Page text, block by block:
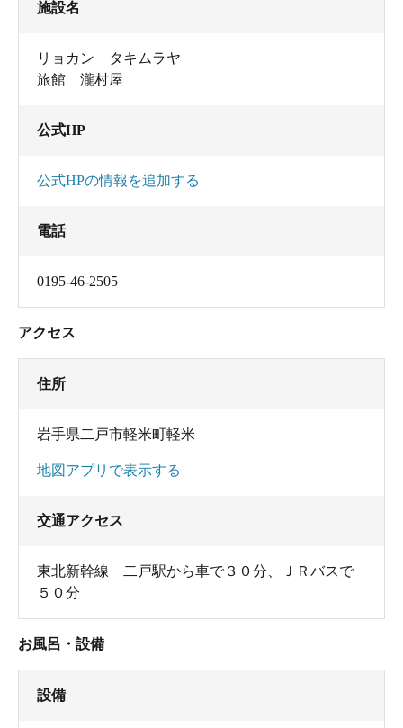
施設名
リョカン タキムラヤ
旅館 瀧村屋
公式HP
公式HPの情報を追加する
電話
0195-46-2505
アクセス
住所
岩手県二戸市軽米町軽米
地図アプリで表示する
交通アクセス
東北新幹線 二戸駅から車で３０分、ＪＲバスで
５０分
お風呂・設備
設備